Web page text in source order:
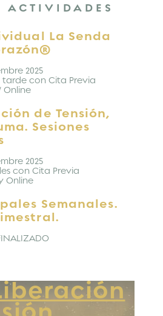
ACTIVIDADES
La Senda
2025
con Cita Previa
Online
de Tensión,
Sesiones
2025
con Cita Previa
Online
Semanales.